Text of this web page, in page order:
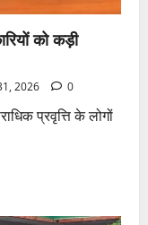
को कड़ी
2026 0
प्रवृत्ति के लोगों